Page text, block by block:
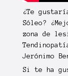
¿Te
Sóleo?
zona de
Jerónimo
Si te ha